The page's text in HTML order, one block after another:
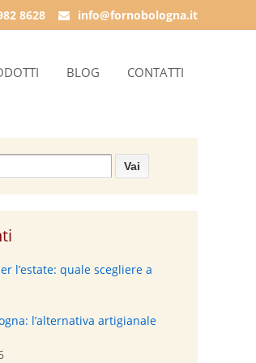
8628 info@fornobologna.it
BLOG CONTATTI
l’estate: quale scegliere a
l’alternativa artigianale